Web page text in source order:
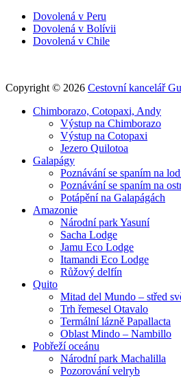
Dovolená v Peru
Dovolená v Bolívii
Dovolená v Chile
Copyright © 2026 Cestovní kancelář
nahoruChimborazo, Cotopaxi, Andy
Výstup na Chimborazo
Výstup na Cotopaxi
Jezero Quilotoa
Galapágy
Poznávání se spaním na
Poznávání se spaním na
Potápění na Galapágách
Amazonie
Národní park Yasuní
Sacha Lodge
Jamu Eco Lodge
Itamandi Eco Lodge
Růžový delfín
Quito
Mitad del Mundo – střed
Trh řemesel Otavalo
Termální lázně Papallacta
Oblast Mindo – Nambillo
Pobřeží oceánu
Národní park Machalilla
Pozorování velryb